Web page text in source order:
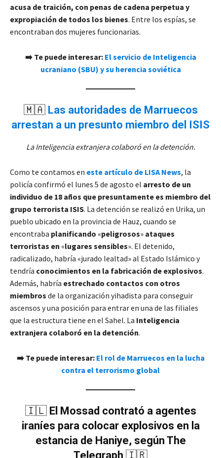
acusa de traición, con penas de cadena perpetua y
expropiación de todos los bienes. Entre los espías, se
encontraban dos mujeres funcionarias.
➡️ Te puede interesar: El servicio de Inteligencia
ucraniano (SBU) y su herencia soviética
🇲🇦 Las autoridades de Marruecos
arrestan a un presunto miembro del ISIS
La Inteligencia extranjera colaboró en la detención.
Como te contamos en este artículo de LISA News, la
policía confirmó el lunes 5 de agosto el arresto de un
individuo de 18 años que presuntamente es miembro del
grupo terrorista ISIS. La detención se realizó en Urika, un
pueblo ubicado en la provincia de Hauz, cuando se
encontraba planificando «peligrosos» ataques
terroristas en «lugares sensibles». El detenido,
radicalizado, habría «jurado lealtad» al Estado Islámico y
tendría conocimientos en la fabricación de explosivos.
Además, habría estrechado contactos con otros
miembros de la organización yihadista para conseguir
ascensos y una posición para entrar en una de las filiales
que la estructura tiene en el Sahel. La Inteligencia
extranjera colaboró en la detención.
➡️ Te puede interesar: El rol de Marruecos en la lucha
contra el terrorismo global
🇮🇱 El Mossad contrató a agentes
iraníes para colocar explosivos en la
estancia de Haniye, según The
Telegraph 🇮🇷